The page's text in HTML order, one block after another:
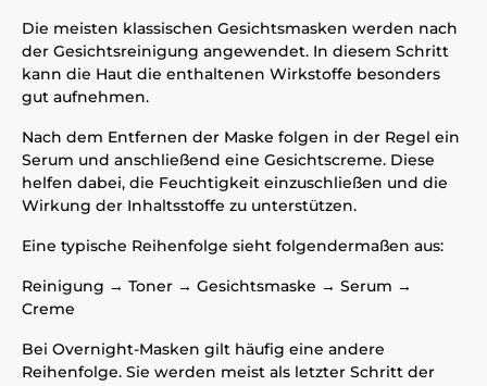
Die meisten klassischen Gesichtsmasken werden nach
der Gesichtsreinigung angewendet. In diesem Schritt
kann die Haut die enthaltenen Wirkstoffe besonders
gut aufnehmen.
Nach dem Entfernen der Maske folgen in der Regel ein
Serum und anschließend eine Gesichtscreme. Diese
helfen dabei, die Feuchtigkeit einzuschließen und die
Wirkung der Inhaltsstoffe zu unterstützen.
Eine typische Reihenfolge sieht folgendermaßen aus:
Reinigung → Toner → Gesichtsmaske → Serum →
Creme
Bei Overnight-Masken gilt häufig eine andere
Reihenfolge. Sie werden meist als letzter Schritt der